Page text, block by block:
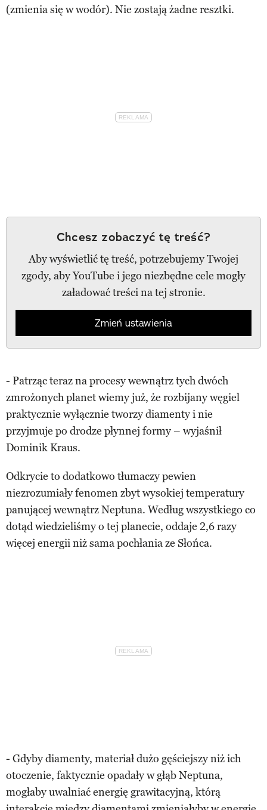
(zmienia się w wodór). Nie zostają żadne resztki.
Chcesz zobaczyć tę treść?
Aby wyświetlić tę treść, potrzebujemy Twojej
zgody, aby YouTube i jego niezbędne cele mogły
załadować treści na tej stronie.
Zmień ustawienia
- Patrząc teraz na procesy wewnątrz tych dwóch
zmrożonych planet wiemy już, że rozbijany węgiel
praktycznie wyłącznie tworzy diamenty i nie
przyjmuje po drodze płynnej formy – wyjaśnił
Dominik Kraus.
Odkrycie to dodatkowo tłumaczy pewien
niezrozumiały fenomen zbyt wysokiej temperatury
panującej wewnątrz Neptuna. Według wszystkiego co
dotąd wiedzieliśmy o tej planecie, oddaje 2,6 razy
więcej energii niż sama pochłania ze Słońca.
- Gdyby diamenty, materiał dużo gęściejszy niż ich
otoczenie, faktycznie opadały w głąb Neptuna,
mogłaby uwalniać energię grawitacyjną, którą